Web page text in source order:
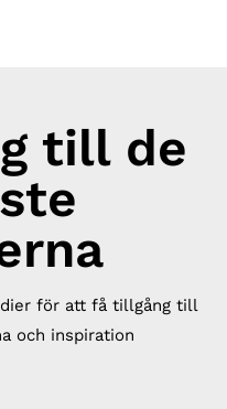
till de
för att få tillgång till
och inspiration